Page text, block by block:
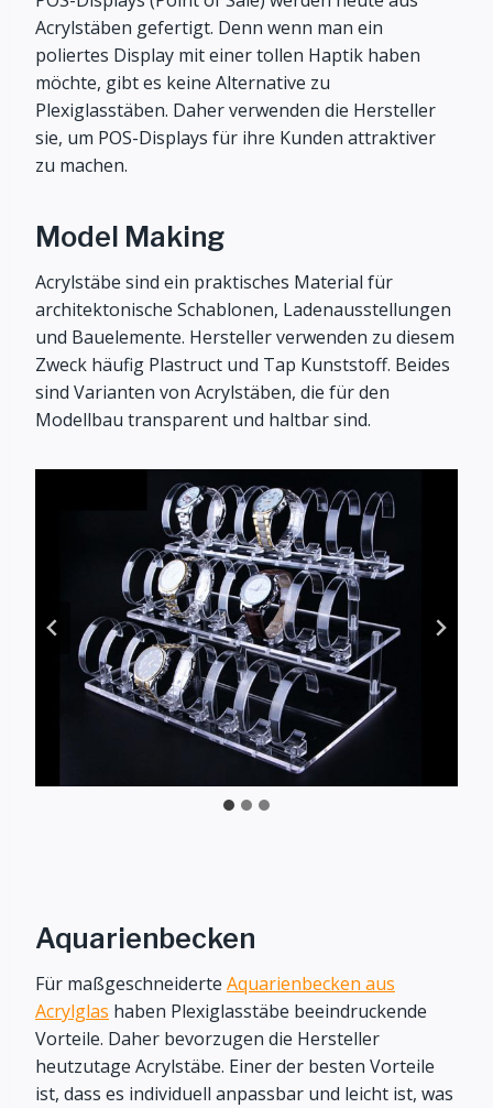
Acrylstäben gefertigt. Denn wenn man ein
poliertes Display mit einer tollen Haptik haben
möchte, gibt es keine Alternative zu
Plexiglasstäben. Daher verwenden die Hersteller
sie, um POS-Displays für ihre Kunden attraktiver
zu machen.
Model Making
Acrylstäbe sind ein praktisches Material für
architektonische Schablonen, Ladenausstellungen
und Bauelemente. Hersteller verwenden zu diesem
Zweck häufig Plastruct und Tap Kunststoff. Beides
sind Varianten von Acrylstäben, die für den
Modellbau transparent und haltbar sind.
Aquarienbecken
Für maßgeschneiderte Aquarienbecken aus
Acrylglas haben Plexiglasstäbe beeindruckende
Vorteile. Daher bevorzugen die Hersteller
heutzutage Acrylstäbe. Einer der besten Vorteile
ist, dass es individuell anpassbar und leicht ist, was